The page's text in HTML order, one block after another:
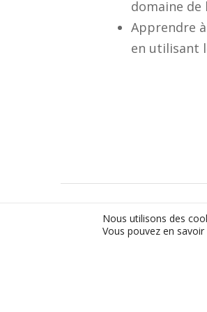
domaine de
Apprendre
en utilisant
Nous utilisons des
Vous pouvez en